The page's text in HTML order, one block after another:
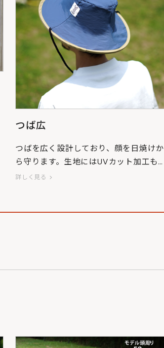
つば広
つばを広く設計しており、顔を日焼けか
ら守ります。生地にはUVカット加工も
施しています。
詳しく見る